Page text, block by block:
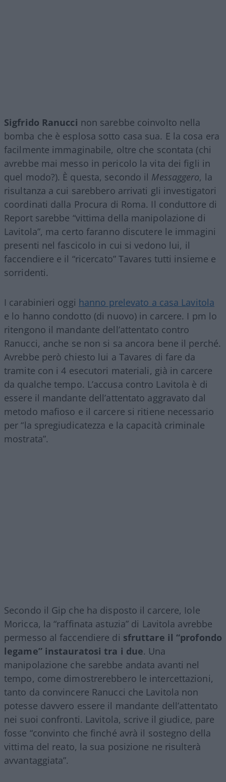
Sigfrido Ranucci non sarebbe coinvolto nella
bomba che è esplosa sotto casa sua. E la cosa era
facilmente immaginabile, oltre che scontata (chi
avrebbe mai messo in pericolo la vita dei figli in
quel modo?). È questa, secondo il Messaggero, la
risultanza a cui sarebbero arrivati gli investigatori
coordinati dalla Procura di Roma. Il conduttore di
Report sarebbe “vittima della manipolazione di
Lavitola”, ma certo faranno discutere le immagini
presenti nel fascicolo in cui si vedono lui, il
faccendiere e il “ricercato” Tavares tutti insieme e
sorridenti.
I carabinieri oggi hanno prelevato a casa Lavitola
e lo hanno condotto (di nuovo) in carcere. I pm lo
ritengono il mandante dell’attentato contro
Ranucci, anche se non si sa ancora bene il perché.
Avrebbe però chiesto lui a Tavares di fare da
tramite con i 4 esecutori materiali, già in carcere
da qualche tempo. L’accusa contro Lavitola è di
essere il mandante dell’attentato aggravato dal
metodo mafioso e il carcere si ritiene necessario
per “la spregiudicatezza e la capacità criminale
mostrata”.
Secondo il Gip che ha disposto il carcere, Iole
Moricca, la “raffinata astuzia” di Lavitola avrebbe
permesso al faccendiere di sfruttare il “profondo
legame” instauratosi tra i due. Una
manipolazione che sarebbe andata avanti nel
tempo, come dimostrerebbero le intercettazioni,
tanto da convincere Ranucci che Lavitola non
potesse davvero essere il mandante dell’attentato
nei suoi confronti. Lavitola, scrive il giudice, pare
fosse “convinto che finché avrà il sostegno della
vittima del reato, la sua posizione ne risulterà
avvantaggiata”.